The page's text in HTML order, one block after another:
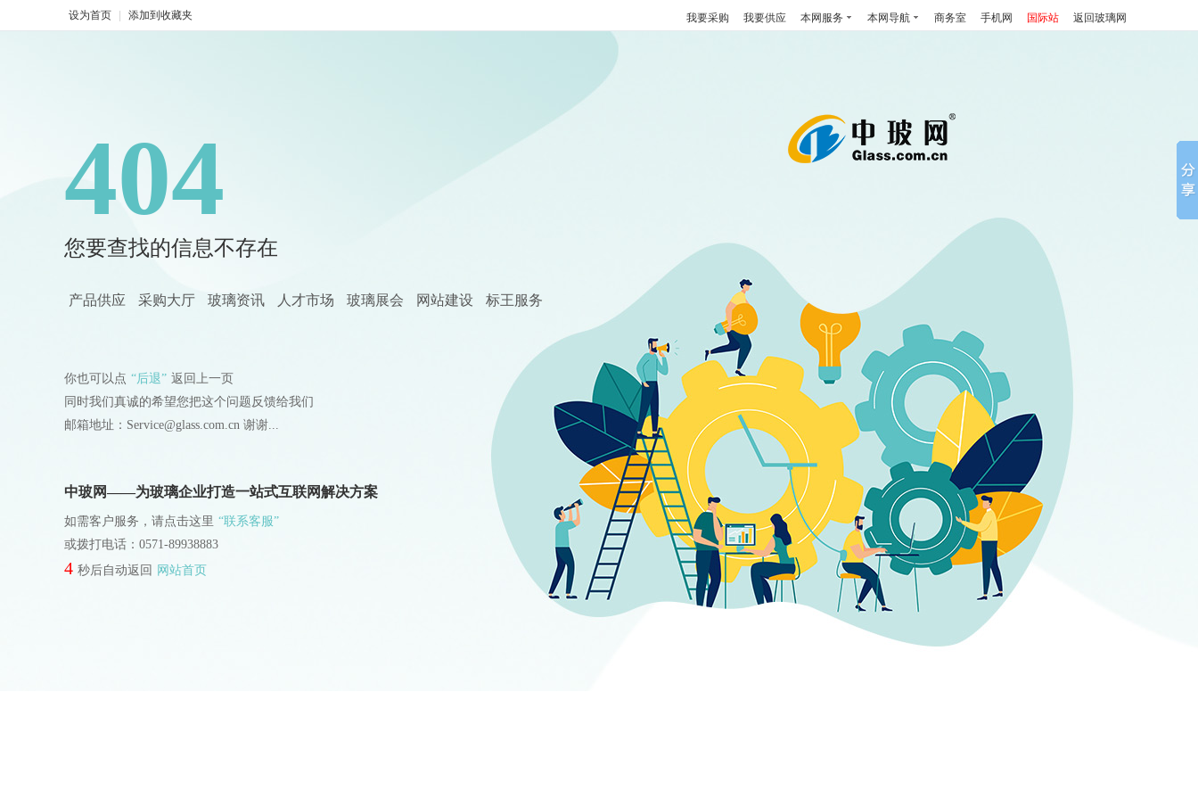
设为首页 添加到收藏夹 我要采购 我要供应 本网服务 本网导航 商务室 手机网 国际站 返回玻璃网
404
您要查找的信息不存在
产品供应 采购大厅 玻璃资讯 人才市场 玻璃展会 网站建设 标王服务
你也可以点 “后退” 返回上一页
同时我们真诚的希望您把这个问题反馈给我们
邮箱地址：Service@glass.com.cn 谢谢...
中玻网——为玻璃企业打造一站式互联网解决方案
如需客户服务，请点击这里 “联系客服”
或拨打电话：0571-89938883
4 秒后自动返回 网站首页